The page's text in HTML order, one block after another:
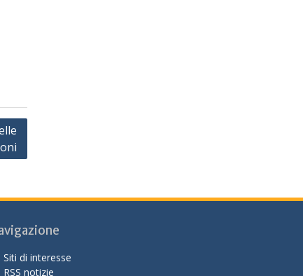
Siti di interesse
RSS notizie